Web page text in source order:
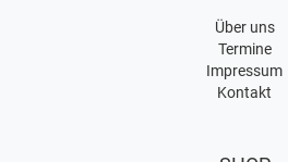
Über uns
Termine
Impressum
Kontakt